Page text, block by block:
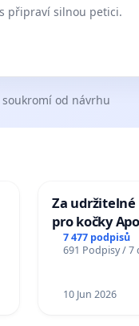
připraví silnou petici.
od návrhu
Za
pro kočky
7 477 podpisů
691 Podpisy / 7
10 Jun 2026